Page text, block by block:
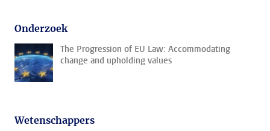
Onderzoek
The Progression of EU Law: Accommodating
change and upholding values
Wetenschappers